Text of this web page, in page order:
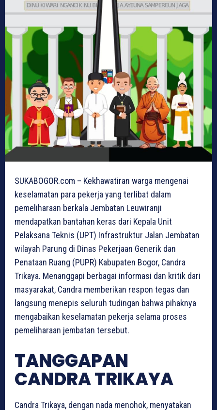
SUKABOGOR.com – Kekhawatiran warga mengenai
keselamatan para pekerja yang terlibat dalam
pemeliharaan berkala Jembatan Leuwiranji
mendapatkan bantahan keras dari Kepala Unit
Pelaksana Teknis (UPT) Infrastruktur Jalan Jembatan
wilayah Parung di Dinas Pekerjaan Generik dan
Penataan Ruang (PUPR) Kabupaten Bogor, Candra
Trikaya. Menanggapi berbagai informasi dan kritik dari
masyarakat, Candra memberikan respon tegas dan
langsung menepis seluruh tudingan bahwa pihaknya
mengabaikan keselamatan pekerja selama proses
pemeliharaan jembatan tersebut.
TANGGAPAN
CANDRA TRIKAYA
Candra Trikaya, dengan nada menohok, menyatakan